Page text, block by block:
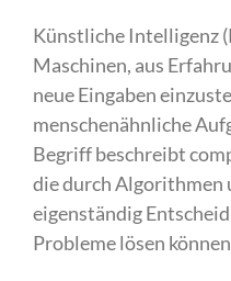
Künstliche Intelligenz
Maschinen, aus
neue Eingaben
menschenähnliche
Begriff beschreibt
die durch Algorithmen
eigenständig
Probleme lösen